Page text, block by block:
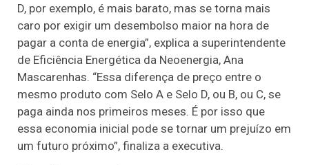
D, por exemplo, é mais barato, mas se torna mais
caro por exigir um desembolso maior na hora de
pagar a conta de energia”, explica a superintendente
de Eficiência Energética da Neoenergia, Ana
Mascarenhas. “Essa diferença de preço entre o
mesmo produto com Selo A e Selo D, ou B, ou C, se
paga ainda nos primeiros meses. É por isso que
essa economia inicial pode se tornar um prejuízo em
um futuro próximo”, finaliza a executiva.